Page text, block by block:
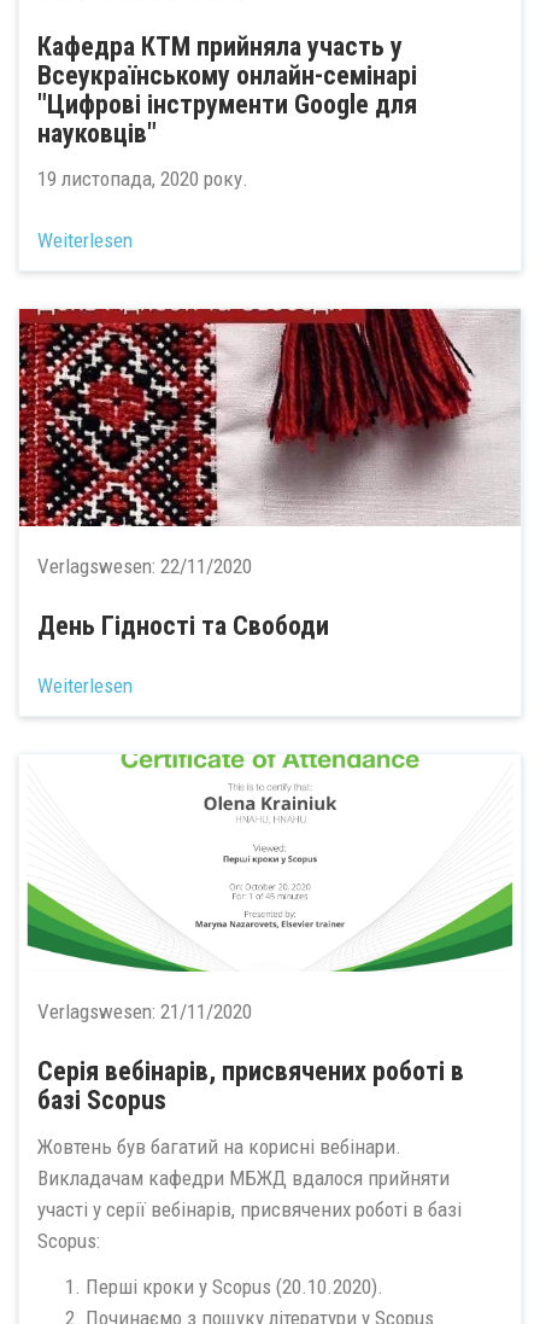
Кафедра КТМ прийняла участь у
Всеукраїнському онлайн-семінарі
"Цифрові інструменти Google для
науковців"
19 листопада, 2020 року.
Weiterlesen
Verlagswesen: 22/11/2020
День Гідності та Свободи
Weiterlesen
Verlagswesen: 21/11/2020
Серія вебінарів, присвячених роботі в
базі Scopus
Жовтень був багатий на корисні вебінари.
Викладачам кафедри МБЖД вдалося прийняти
участі у серії вебінарів, присвячених роботі в базі
Scopus:
Перші кроки у Scopus (20.10.2020).
Починаємо з пощуку літератури у Scopus